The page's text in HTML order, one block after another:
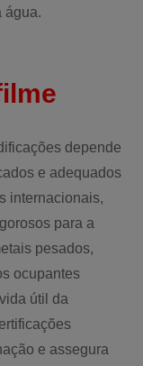
água.
depende
e adequados
internacionais,
para a
pesados,
ocupantes
útil da
e assegura